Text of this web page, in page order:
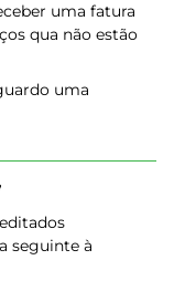
uma fatura
qua não estão
uma
seguinte à